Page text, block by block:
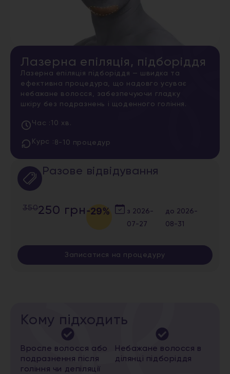
Лазерна епіляція, підборіддя
Лазерна епіляція підборіддя — швидка та
ефективна процедура, що надовго усуває
небажане волосся, забезпечуючи гладку
шкіру без подразнень і щоденного гоління.
Час : 10 хв.
Курс : 8-10 процедур
Разове відвідування
350250 грн-29% з 2026-
07-27
до 2026-
08-31
Записатися на процедуру
Кому підходить
Вросле волосся або
подразнення після
гоління чи депіляції
Небажане волосся в
ділянці підборіддя